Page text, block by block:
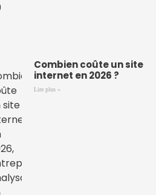
Combien coûte un site
internet en 2026 ?
Lire plus »